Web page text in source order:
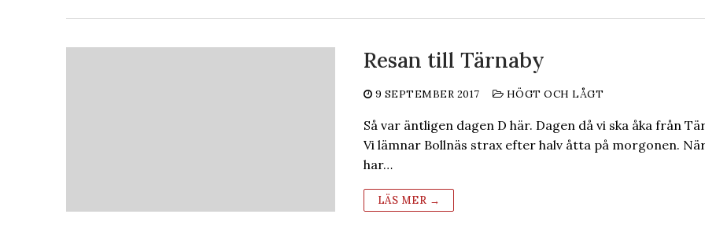
Resan till Tärnaby
9 SEPTEMBER 2017 HÖGT OCH LÅGT
Så var äntligen dagen D här. Dagen då vi ska åka från
Vi lämnar Bollnäs strax efter halv åtta på morgonen.
har…
LÄS MER →